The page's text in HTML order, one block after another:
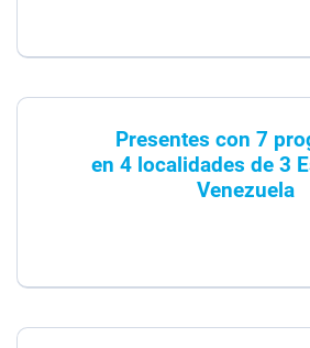
Presentes con 7
en 4 localidades de 3
Venezuela